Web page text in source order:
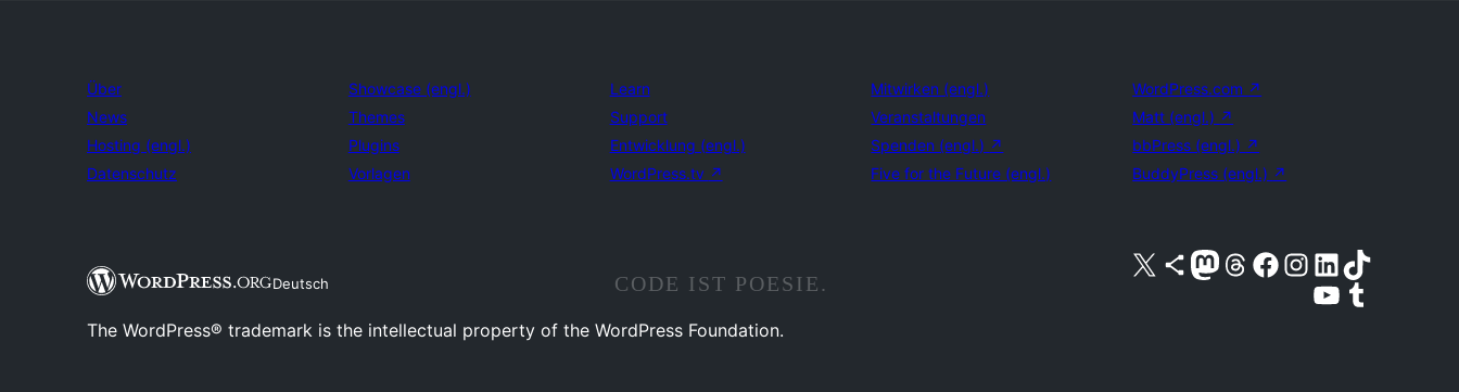
Über
News
Hosting (engl.)
Datenschutz
Showcase (engl.)
Themes
Plugins
Vorlagen
Learn
Support
Entwicklung (engl.)
WordPress.tv ↗
Mitwirken (engl.)
Veranstaltungen
Spenden (engl.) ↗
Five for the Future (engl.)
WordPress.com ↗
Matt (engl.) ↗
bbPress (engl.) ↗
BuddyPress (engl.) ↗
Deutsch
Unser X-Konto (früher Twitter) besuchen
Unser Bluesky-Konto besuchen
Unser Mastodon-Konto besuchen
Unser Threads-Konto besuchen
Unsere Facebook-Seite besuchen
Unser Instagram-Konto besuchen
Unser LinkedIn-Konto besuchen
Unser TikTok-Konto
Unseren YouTube-Kanal besuchen
Unser Tumblr-Konto
CODE IST POESIE.
The WordPress® trademark is the intellectual property of the WordPress Foundation.